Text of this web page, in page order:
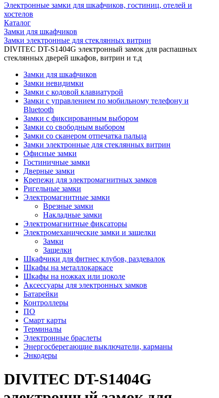
Электронные замки для шкафчиков, гостиниц, отелей и
хостелов
Каталог
Замки для шкафчиков
Замки электронные для стеклянных витрин
DIVITEC DT-S1404G электронный замок для распашных
стеклянных дверей шкафов, витрин и т.д
Замки для шкафчиков
Замки невидимки
Замки с кодовой клавиатурой
Замки с управлением по мобильному телефону и
Bluetooth
Замки с фиксированным выбором
Замки со свободным выбором
Замки со сканером отпечатка пальца
Замки электронные для стеклянных витрин
Офисные замки
Гостиничные замки
Дверные замки
Крепежи для электромагнитных замков
Ригельные замки
Электромагнитные замки
Врезные замки
Накладные замки
Электромагнитные фиксаторы
Электромеханические замки и защелки
Замки
Защелки
Шкафчики для фитнес клубов, раздевалок
Шкафы на металлокаркасе
Шкафы на ножках или цоколе
Аксессуары для электронных замков
Батарейки
Контроллеры
ПО
Смарт карты
Терминалы
Электронные браслеты
Энергосберегающие выключатели, карманы
Энкодеры
DIVITEC DT-S1404G